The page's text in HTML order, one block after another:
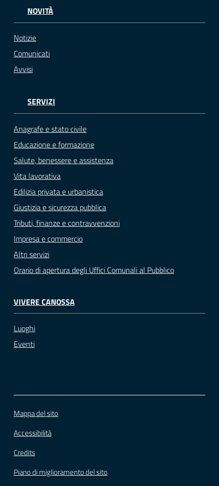
NOVITÀ
Notizie
Comunicati
Avvisi
SERVIZI
Anagrafe e stato civile
Educazione e formazione
Salute, benessere e assistenza
Vita lavorativa
Edilizia privata e urbanistica
Giustizia e sicurezza pubblica
Tributi, finanze e contravvenzioni
Impresa e commercio
Altri servizi
Orario di apertura degli Uffici Comunali al Pubblico
VIVERE CANOSSA
Luoghi
Eventi
Mappa del sito
Accessibilità
Credits
Piano di miglioramento del sito